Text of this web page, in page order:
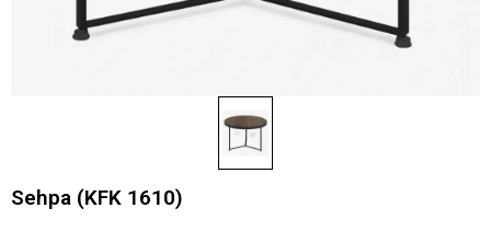
Sehpa (KFK 1610)